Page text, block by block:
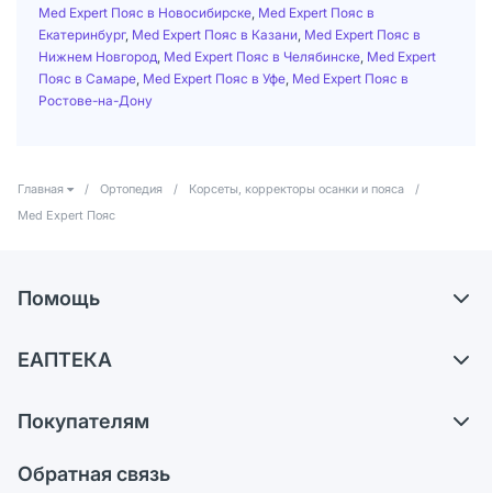
Med Expert Пояс в Новосибирске Med Expert Пояс в
Екатеринбург, Med Expert Пояс в Казани Med Expert Пояс в
Нижнем Новгород Med Expert Пояс в Челябинске Med Expert
Пояс в Самаре Med Expert Пояс в Уфе Med Expert Пояс в
Ростове-на-Дону
Главная / Ортопедия / Корсеты, корректоры осанки и пояса
/
Med Expert Пояс
Помощь
Самовывоз из аптек
Ответы на вопросы
ЕАПТЕКА
Карьера
Поставщики
Покупателям
Обратная связь